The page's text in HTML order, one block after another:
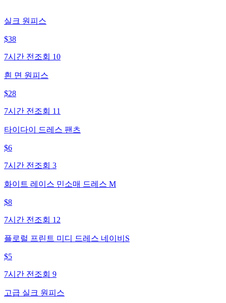
실크 원피스
$38
7시간 전 조회 10
흰 면 원피스
$28
7시간 전 조회 11
타이다이 드레스 팬츠
$6
7시간 전 조회 3
화이트 레이스 민소매 드레스 M
$8
7시간 전 조회 12
플로럴 프린트 미디 드레스 네이비S
$5
7시간 전 조회 9
고급 실크 원피스